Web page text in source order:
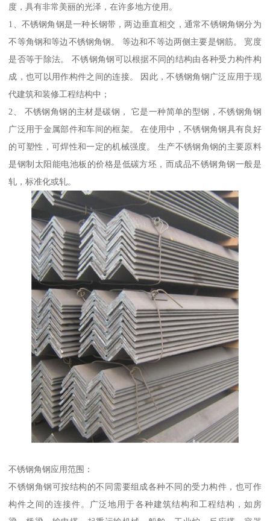
度，具有非常美丽的光泽，在许多地方使用。
1、不锈钢角钢是一种长钢带，两边垂直相交，通常不锈钢角钢分为
不等角钢和等边不锈钢角钢。 等边和不等边两侧主要是钢筋。 宽度
是否等于除法。 不锈钢角钢可以根据不同的结构由各种受力构件构
成，也可以用作构件之间的连接。 因此，不锈钢角钢广泛应用于现
代建筑和装修工程结构中；
2、 不锈钢角钢的主材是碳钢， 它是一种简单的型钢，不锈钢角钢
广泛用于金属部件和车间的框架。 在使用中，不锈钢角钢具有良好
的可塑性，可焊性和一定的机械强度。 生产不锈钢角钢的主要原料
是钢制太阳能电池板的价格是低碳方坯，而成品不锈钢角钢一般是
轧，标准化或轧。
不锈钢角钢应用范围：
不锈钢角钢可按结构的不同需要组成各种不同的受力构件，也可作
构件之间的连接件。广泛地用于各种建筑结构和工程结构，如房